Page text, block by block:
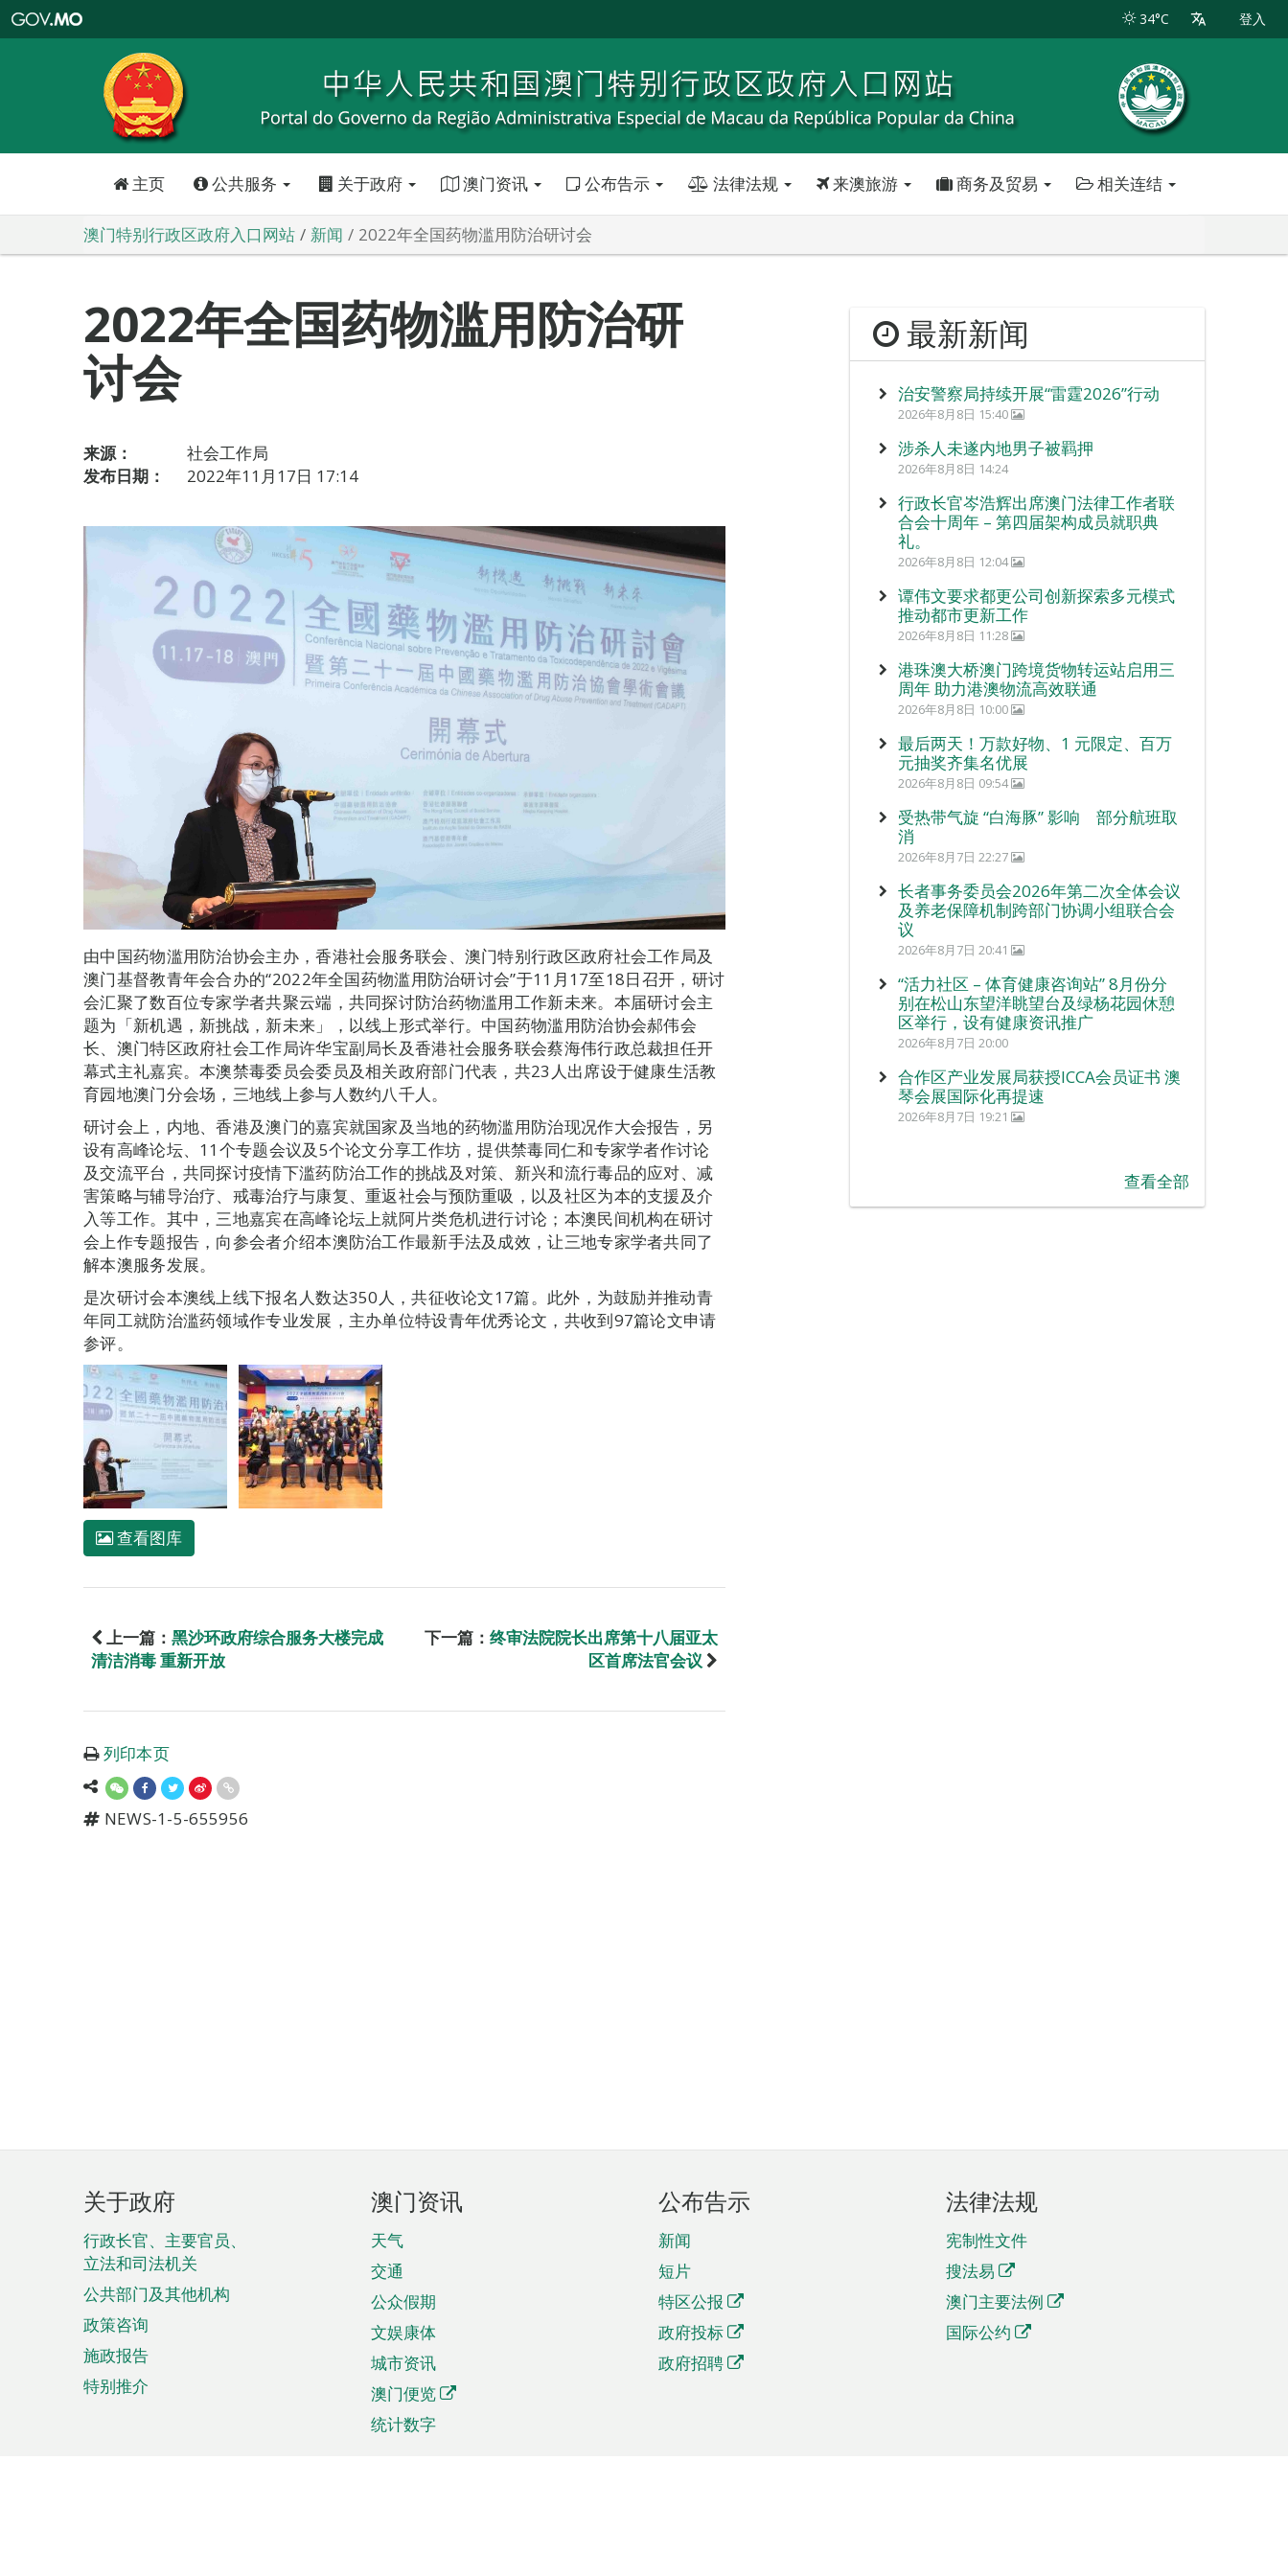
特
政
区
政
口
34°C 登入
主页 公共服务 关于政府 澳门资讯 公布告示 法律法规 来澳旅游 商务及贸易 相关连结
澳门特别行政区政府入口网站 新闻 2022年全国药物滥用防治研讨会
2022年全国药物滥用防治研
讨会
来源：
社会工作局
发布日期：
2022年11月17日 17:14
由中国药物滥用防治协会主办，香港社会服务联会、澳门特别行政区政府社会工作局及
澳门基督教青年会合办的“2022年全国药物滥用防治研讨会”于11月17至18日召开，研讨
会汇聚了数百位专家学者共聚云端，共同探讨防治药物滥用工作新未来。本届研讨会主
题为「新机遇，新挑战，新未来」，以线上形式举行。中国药物滥用防治协会郝伟会
长、澳门特区政府社会工作局许华宝副局长及香港社会服务联会蔡海伟行政总裁担任开
幕式主礼嘉宾。本澳禁毒委员会委员及相关政府部门代表，共23人出席设于健康生活教
育园地澳门分会场，三地线上参与人数约八千人。
研讨会上，内地、香港及澳门的嘉宾就国家及当地的药物滥用防治现况作大会报告，另
设有高峰论坛、11个专题会议及5个论文分享工作坊，提供禁毒同仁和专家学者作讨论
及交流平台，共同探讨疫情下滥药防治工作的挑战及对策、新兴和流行毒品的应对、减
害策略与辅导治疗、戒毒治疗与康复、重返社会与预防重吸，以及社区为本的支援及介
入等工作。其中，三地嘉宾在高峰论坛上就阿片类危机进行讨论；本澳民间机构在研讨
会上作专题报告，向参会者介绍本澳防治工作最新手法及成效，让三地专家学者共同了
解本澳服务发展。
是次研讨会本澳线上线下报名人数达350人，共征收论文17篇。此外，为鼓励并推动青
年同工就防治滥药领域作专业发展，主办单位特设青年优秀论文，共收到97篇论文申请
参评。
查看图库
上一篇： 黑沙环政府综合服务大楼完成
清洁消毒 重新开放
下一篇： 终审法院院长出席第十八届亚太
区首席法官会议
列印本页
NEWS-1-5-655956
最新新闻
治安警察局持续开展“雷霆2026”行动
2026年8月8日 15:40
涉杀人未遂内地男子被羁押
2026年8月8日 14:24
行政长官岑浩辉出席澳门法律工作者联
合会十周年 – 第四届架构成员就职典
礼。
2026年8月8日 12:04
谭伟文要求都更公司创新探索多元模式
推动都市更新工作
2026年8月8日 11:28
港珠澳大桥澳门跨境货物转运站启用三
周年 助力港澳物流高效联通
2026年8月8日 10:00
最后两天！万款好物、1 元限定、百万
元抽奖齐集名优展
2026年8月8日 09:54
受热带气旋 “白海豚” 影响 部分航班取
消
2026年8月7日 22:27
长者事务委员会2026年第二次全体会议
及养老保障机制跨部门协调小组联合会
议
2026年8月7日 20:41
“活力社区 – 体育健康咨询站” 8月份分
别在松山东望洋眺望台及绿杨花园休憩
区举行，设有健康资讯推广
2026年8月7日 20:00
合作区产业发展局获授ICCA会员证书 澳
琴会展国际化再提速
2026年8月7日 19:21
查看全部
页
脚
菜
单
关于政府
行政长官、主要官员、
立法和司法机关
公共部门及其他机构
政策咨询
施政报告
特别推介
澳门资讯
天气
交通
公众假期
文娱康体
城市资讯
澳门便览
统计数字
公布告示
新闻
短片
特区公报
政府投标
政府招聘
法律法规
宪制性文件
搜法易
澳门主要法例
国际公约